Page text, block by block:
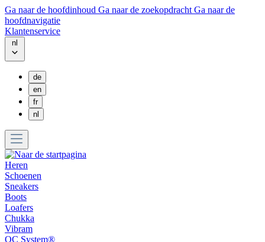
Ga naar de hoofdinhoud Ga naar de zoekopdracht Ga naar de
hoofdnavigatie
Klantenservice
nl
de
en
fr
nl
Heren
Schoenen
Sneakers
Boots
Loafers
Chukka
Vibram
OC System®